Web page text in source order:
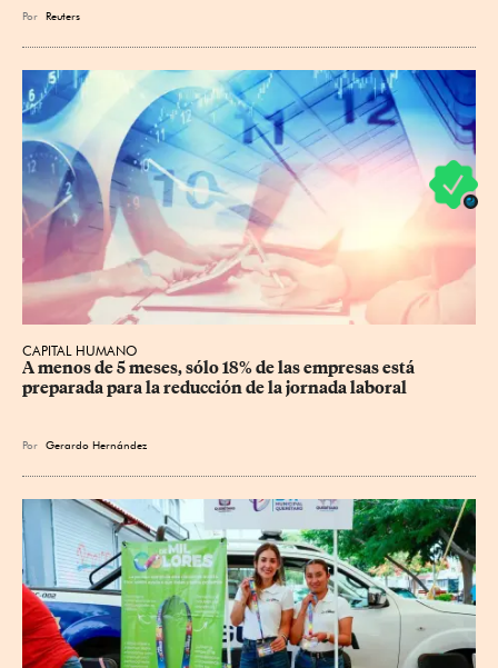
Por Reuters
CAPITAL HUMANO
A menos de 5 meses, sólo 18% de las empresas está
preparada para la reducción de la jornada laboral
Por Gerardo Hernández